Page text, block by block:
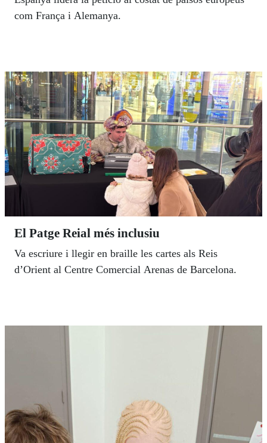
com França i Alemanya.
El Patge Reial més inclusiu
Va escriure i llegir en braille les cartes als Reis
d’Orient al Centre Comercial Arenas de Barcelona.